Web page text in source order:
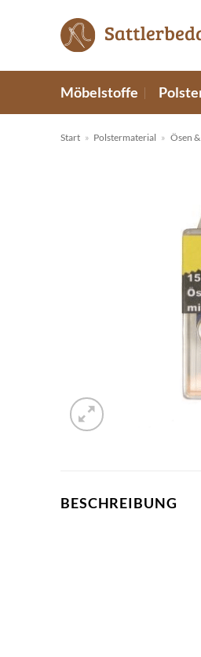
Möbelstoffe
Start » Polstermaterial » Ösen
BESCHREIBUNG